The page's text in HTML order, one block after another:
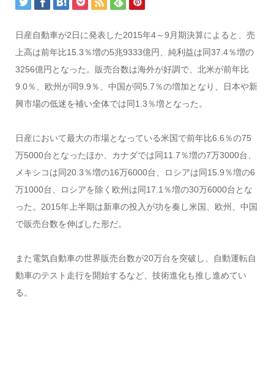
日産自動車が2日に発表した2015年4～9月期決算によると、売
上高は前年比15.3％増の5兆9333億円、純利益は同37.4％増の
3256億円となった。販売台数は海外が好調で、北米が前年比
9.0％、欧州が同9.9％、中国が同5.7％の増加となり、日本や新
興市場の低迷を補い全体では同1.3％増となった。
日産において最大の市場となっている米国で前年比6.6％の75
万5000台となったほか、カナダでは同11.7％増の7万3000台、
メキシコは同20.3％増の16万6000台、ロシアは同15.9％増の6
万1000台、ロシアを除く欧州は同17.1％増の30万6000台とな
った。2015年上半期は新車の投入が功を奏し米国、欧州、中国
で販売台数を伸ばした形だ。
また電気自動車の世界販売台数が20万台を突破し、自動運転自
動車のテスト走行を開始するなど、技術進化も推し進めてい
る。